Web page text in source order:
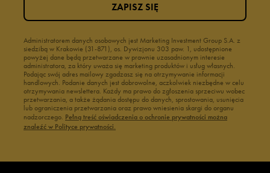
Administratorem danych osobowych jest Marketing Investment Group S.A. z
siedzibą w Krakowie (31-871), os. Dywizjonu 303 paw. 1, udostępnione
powyżej dane będą przetwarzane w prawnie uzasadnionym interesie
administratora, za który uważa się marketing produktów i usług własnych.
Podając swój adres mailowy zgadzasz się na otrzymywanie informacji
handlowych. Podanie danych jest dobrowolne, aczkolwiek niezbędne w celu
otrzymywania newslettera. Każdy ma prawo do zgłoszenia sprzeciwu wobec
przetwarzania, a także żądania dostępu do danych, sprostowania, usunięcia
lub ograniczenia przetwarzania oraz prawo wniesienia skargi do organu
nadzorczego. Pełną treść oświadczenia o ochronie prywatności można
znaleźć w Polityce prywatności.
ZAPISZ SIĘ